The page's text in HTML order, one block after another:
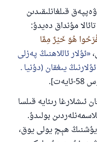
قىلغانلىقىدىن
مۇنداق دەيدۇ:
هُوَ خَيْرٌ مِمَّا
ئۇلار ئاللاھنىڭ پەزلى
يىغقان (دۇنيا ـ
ئىشلارغا رىئايە قىلسا
بولىدۇ.
ھېچ يولى يوق،